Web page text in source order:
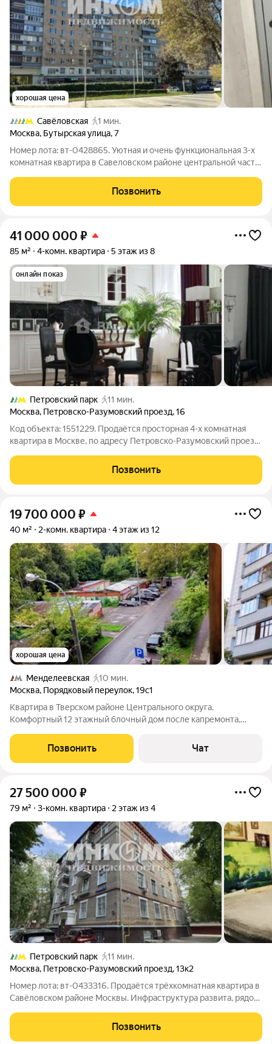
хорошая цена
Савёловская
1 мин.
Москва, Бутырская улица,7
Номер лота: вт-0428865. Уютная и очень функциональная 3-х
комнатная квартира в Савеловском районе центральной части
ремонт. Удачная планировка квартиры. Изолированные 3-ри
комнаты: 16,8м2, 10,7м2 и
Позвонить
41 000 000 ₽
85 м² 4-комн. квартира 5 этаж из 8
онлайн показ
Петровский парк
11 мин.
Москва, Петровско-Разумовский проезд,16
Код объекта: 1551229. Продаётся просторная 4-х комнатная
квартира в Москве, по адресу Петровско-Разумовский проезд,
железобетонными перекрытиями и центральным отоплением.
В квартире высокие потолки
Позвонить
19 700 000 ₽
40 м² 2-комн. квартира 4 этаж из 12
хорошая цена
Менделеевская
10 мин.
Москва, Порядковый переулок,19с1
Квартира в Тверском районе Центрального округа.
Комфортный 12 этажный блочный дом после капремонта,
квартиры. Дом расположен в тихом зеленом переулке, окна
выходят на две стороны, спальня
Позвонить Чат
27 500 000 ₽
79 м² 3-комн. квартира 2 этаж из 4
Петровский парк
11 мин.
Москва, Петровско-Разумовский проезд,13к2
Номер лота: вт-0433316. Продаётся трёхкомнатная квартира в
Савёловском районе Москвы. Инфраструктура развита, рядом
доступности от дома расположены продуктовые магазины,
рестораны и кофейни, а
Позвонить